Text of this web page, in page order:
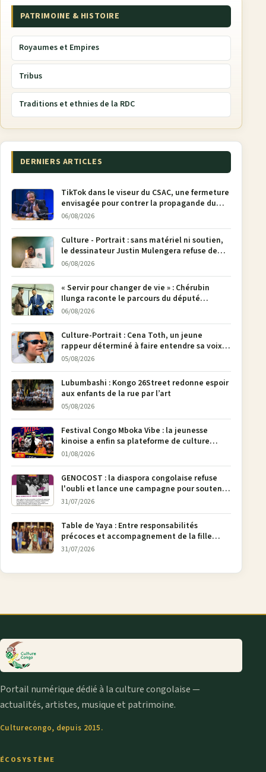
PATRIMOINE & HISTOIRE
Royaumes et Empires
Tribus
Traditions et ethnies de la RDC
DERNIERS ARTICLES
TikTok dans le viseur du CSAC, une fermeture
envisagée pour contrer la propagande du
M23
06/08/2026
Culture - Portrait : sans matériel ni soutien,
le dessinateur Justin Mulengera refuse de
poser son crayon
06/08/2026
« Servir pour changer de vie » : Chérubin
Ilunga raconte le parcours du député
national Jethro Muyombi Tshimbu en 137
06/08/2026
Culture-Portrait : Cena Toth, un jeune
rappeur déterminé à faire entendre sa voix à
Bunia
05/08/2026
Lubumbashi : Kongo 26Street redonne espoir
aux enfants de la rue par l’art
05/08/2026
Festival Congo Mboka Vibe : la jeunesse
kinoise a enfin sa plateforme de culture
urbaine
01/08/2026
GENOCOST : la diaspora congolaise refuse
l'oubli et lance une campagne pour soutenir
la pétition FONAREV depuis Bruxelles
31/07/2026
Table de Yaya : Entre responsabilités
précoces et accompagnement de la fille
aînée, la diaspora en débat
31/07/2026
Portail numérique dédié à la culture congolaise —
actualités, artistes, musique et patrimoine.
Culturecongo, depuis 2015.
ÉCOSYSTÈME